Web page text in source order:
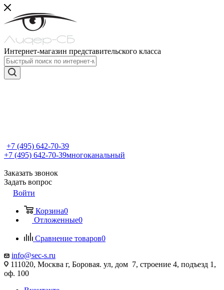
Интернет-магазин представительского класса
+7 (495) 642-70-39
+7 (495) 642-70-39многоканальный
Заказать звонок
Задать вопрос
Войти
Корзина0
Отложенные0
Сравнение товаров0
info@sec-s.ru
111020, Москва г, Боровая. ул, дом 7, строение 4, подъезд 1,
оф. 100